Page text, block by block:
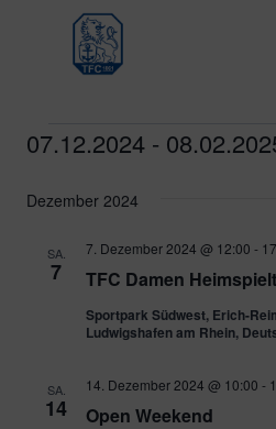
springen
07.12.2024 -
wählen.
Dezember 2024
SA.
7 TFC Damen
7. Dezember 2024 @ 12:00 -
Sportpark Südwest, Erich-
Ludwigshafen am Rhein,
SA.
14 Open Weekend
14. Dezember 2024 @ 10:00 -